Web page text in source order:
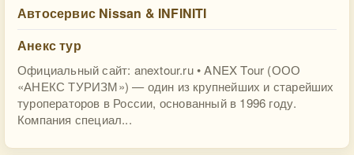
Автосервис Nissan & INFINITI
Анекс тур
Официальный сайт: anextour.ru • ANEX Tour (ООО
«АНЕКС ТУРИЗМ») — один из крупнейших и старейших
туроператоров в России, основанный в 1996 году.
Компания специал...